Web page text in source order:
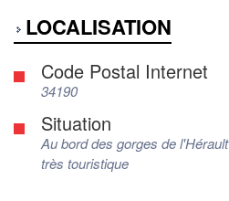
LOCALISATION
Code Postal Internet
34190
Situation
Au bord des gorges de l'Hérault
très touristique